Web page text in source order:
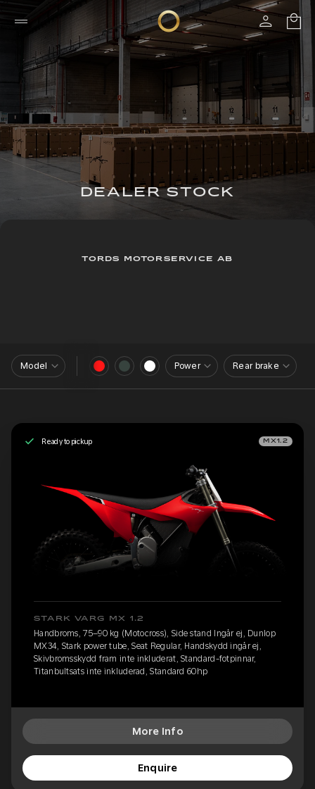
DEALER STOCK
TORDS MOTORSERVICE AB
Model Power Rear brake
Ready to pickup MX1.2
STARK VARG MX 1.2
Handbroms, 75–90 kg (Motocross), Side stand Ingår ej, Dunlop
MX34, Stark power tube, Seat Regular, Handskydd ingår ej,
Skivbromsskydd fram inte inkluderat, Standard-fotpinnar,
Titanbultsats inte inkluderad, Standard 60hp
More Info
Enquire